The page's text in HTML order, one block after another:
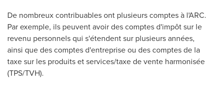
De nombreux contribuables ont plusieurs comptes à l'ARC.
Par exemple, ils peuvent avoir des comptes d'impôt sur le
revenu personnels qui s'étendent sur plusieurs années,
ainsi que des comptes d'entreprise ou des comptes de la
taxe sur les produits et services/taxe de vente harmonisée
(TPS/TVH).